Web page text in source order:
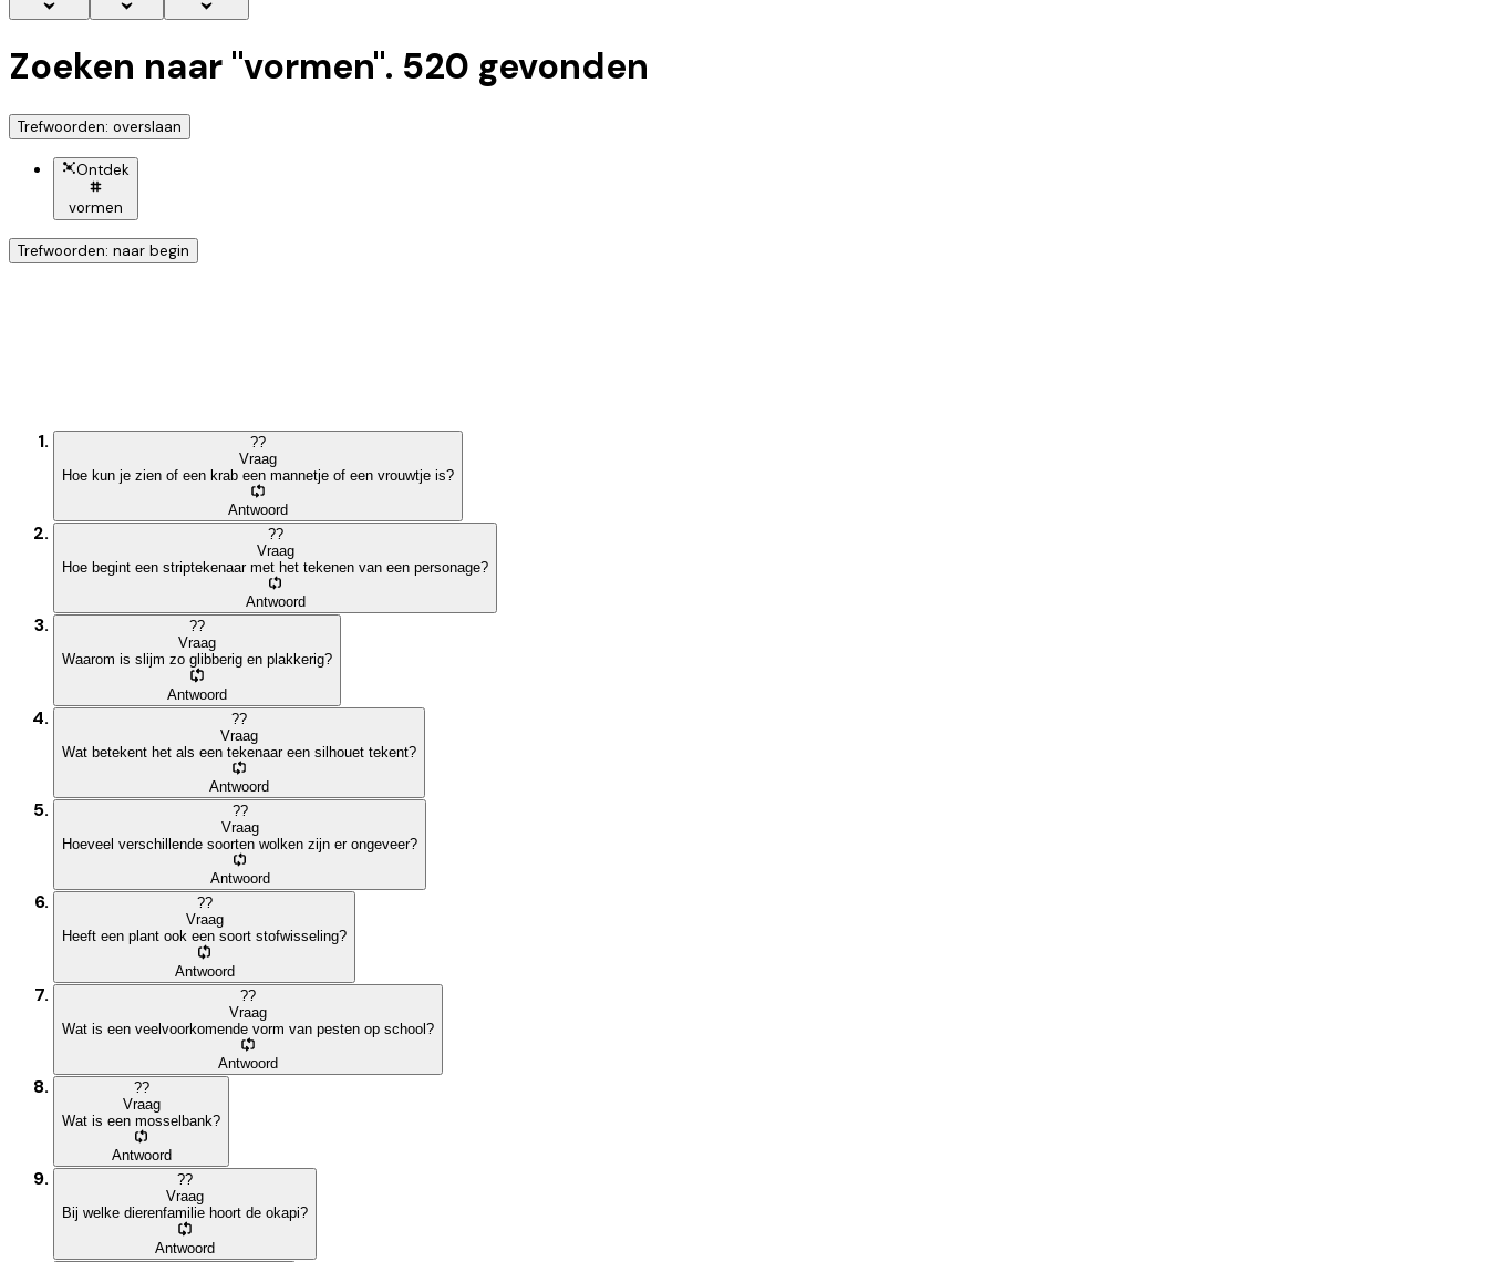
Zoeken naar "vormen". 520 gevonden
Trefwoorden: overslaan
Ontdek
vormen
Trefwoorden: naar begin
??
Vraag
Hoe kun je zien of een krab een mannetje of een vrouwtje is?
Antwoord
??
Vraag
Hoe begint een striptekenaar met het tekenen van een personage?
Antwoord
??
Vraag
Waarom is slijm zo glibberig en plakkerig?
Antwoord
??
Vraag
Wat betekent het als een tekenaar een silhouet tekent?
Antwoord
??
Vraag
Hoeveel verschillende soorten wolken zijn er ongeveer?
Antwoord
??
Vraag
Heeft een plant ook een soort stofwisseling?
Antwoord
??
Vraag
Wat is een veelvoorkomende vorm van pesten op school?
Antwoord
??
Vraag
Wat is een mosselbank?
Antwoord
??
Vraag
Bij welke dierenfamilie hoort de okapi?
Antwoord